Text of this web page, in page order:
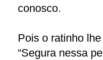
conosco.
Pois o ratinho
“Segura nessa